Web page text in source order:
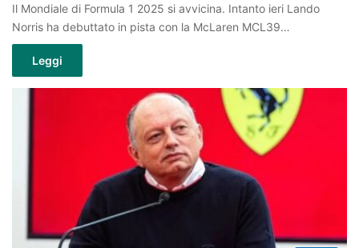
Il Mondiale di Formula 1 2025 si avvicina. Intanto ieri Lando
Norris ha debuttato in pista con la McLaren MCL39…
Leggi